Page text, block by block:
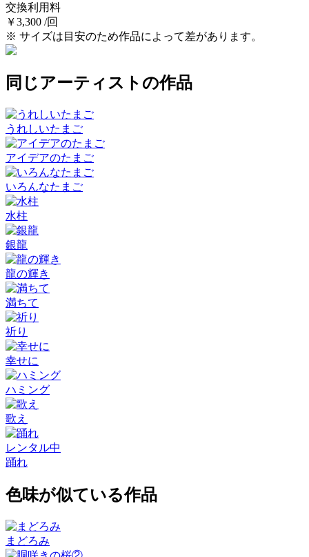
交換利用料
￥3,300 /回
※ サイズは目安のため作品によって差があります。
同じアーティストの作品
うれしいたまご
アイデアのたまご
いろんなたまご
水柱
銀龍
龍の輝き
満ちて
祈り
幸せに
ハミング
歌え
レンタル中
踊れ
色味が似ている作品
まどろみ